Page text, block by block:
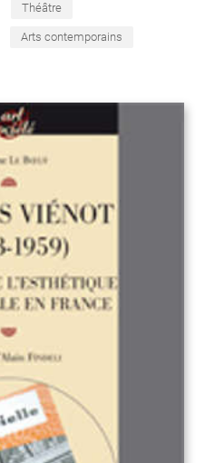
Théâtre
Arts contemporains